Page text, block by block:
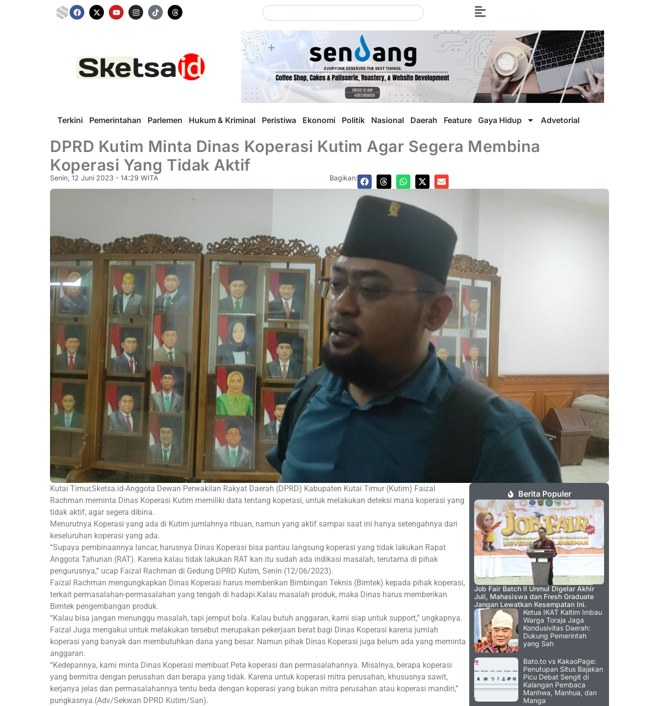
Terkini Pemerintahan Parlemen Hukum & Kriminal Peristiwa Ekonomi Politik Nasional Daerah Feature Gaya Hidup Advetorial
DPRD Kutim Minta Dinas Koperasi Kutim Agar Segera Membina
Koperasi Yang Tidak Aktif
Senin, 12 Juni 2023 - 14:29 WITA Bagikan:
Kutai Timur,Sketsa.id-Anggota Dewan Perwakilan Rakyat Daerah (DPRD) Kabupaten Kutai Timur (Kutim) Faizal
Rachman meminta Dinas Koperasi Kutim memiliki data tentang koperasi, untuk melakukan deteksi mana koperasi yang
tidak aktif, agar segera dibina.
Menurutnya Koperasi yang ada di Kutim jumlahnya ribuan, namun yang aktif sampai saat ini hanya setengahnya dari
keseluruhan koperasi yang ada.
“Supaya pembinaannya lancar, harusnya Dinas Koperasi bisa pantau langsung koperasi yang tidak lakukan Rapat
Anggota Tahunan (RAT). Karena kalau tidak lakukan RAT kan itu sudah ada indikasi masalah, terutama di pihak
pengurusnya,” ucap Faizal Rachman di Gedung DPRD Kutim, Senin (12/06/2023).
Faizal Rachman mengungkapkan Dinas Koperasi harus memberikan Bimbingan Teknis (Bimtek) kepada pihak koperasi,
terkait permasalahan-permasalahan yang tengah di hadapi.Kalau masalah produk, maka Dinas harus memberikan
Bimtek pengembangan produk.
“Kalau bisa jangan menunggu masalah, tapi jemput bola. Kalau butuh anggaran, kami siap untuk support,” ungkapnya.
Faizal Juga mengakui untuk melakukan tersebut merupakan pekerjaan berat bagi Dinas Koperasi karena jumlah
koperasi yang banyak dan membutuhkan dana yang besar. Namun pihak Dinas Koperasi juga belum ada yang meminta
anggaran.
“Kedepannya, kami minta Dinas Koperasi membuat Peta koperasi dan permasalahannya. Misalnya, berapa koperasi
yang bermitra dengan perusahan dan berapa yang tidak. Karena untuk koperasi mitra perusahan, khususnya sawit,
kerjanya jelas dan permasalahannya tentu beda dengan koperasi yang bukan mitra perusahan atau koperasi mandiri,”
pungkasnya.(Adv/Sekwan DPRD Kutim/San).
Berita Populer
Job Fair Batch II Unmul Digelar Akhir
Juli, Mahasiswa dan Fresh Graduate
Jangan Lewatkan Kesempatan Ini.
Ketua IKAT Kaltim Imbau
Warga Toraja Jaga
Kondusivitas Daerah:
Dukung Pemerintah
yang Sah
Bato.to vs KakaoPage:
Penutupan Situs Bajakan
Picu Debat Sengit di
Kalangan Pembaca
Manhwa, Manhua, dan
Manga